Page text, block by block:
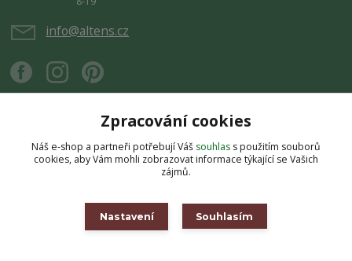
info@altens.cz
Upravit sběr cookies.
Jakékoli užití obsahu bez souhlasu autora je zakázáno.
Vytvořeno na
Eshop-rychle.cz
Zpracování cookies
Náš e-shop a partneři potřebují Váš souhlas s použitím souborů
cookies, aby Vám mohli zobrazovat informace týkající se Vašich
zájmů.
Nastavení Souhlasím